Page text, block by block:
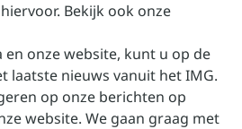
Bekijk ook onze
en onze website, kunt u op de
laatste nieuws vanuit het IMG.
op onze berichten op
website. We gaan graag met